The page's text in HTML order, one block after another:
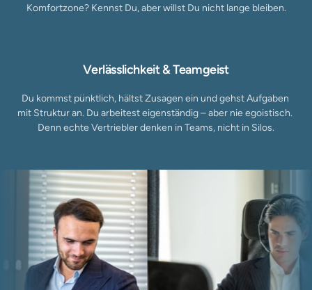
Komfortzone? Kennst Du, aber willst Du nicht lange bleiben.
Verlässlichkeit & Teamgeist
Du kommst pünktlich, hältst Zusagen ein und gehst Aufgaben
mit Struktur an. Du arbeitest eigenständig – aber nie egoistisch.
Denn echte Vertriebler denken in Teams, nicht in Silos.